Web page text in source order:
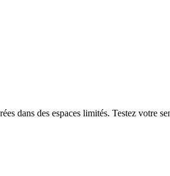
dans des espaces limités. Testez votre